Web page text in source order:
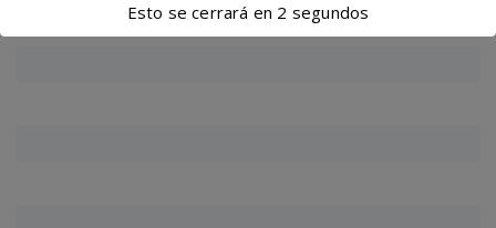
Esto se cerrará en 1 segundos